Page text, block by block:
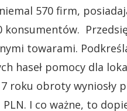
570 firm,
konsumentów.
towarami.
haseł pomocy dla
roku obroty wyniosły
PLN. I co ważne, to